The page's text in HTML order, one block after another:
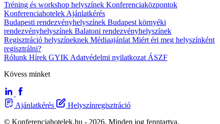
Tréning és workshop helyszínek Konferenciaközpontok
Konferenciahotelek Ajánlatkérés
Budapesti rendezvényhelyszínek Budapest környéki
rendezvényhelyszínek Balatoni rendezvényhelyszínek
Regisztráció helyszíneknek Médiaajánlat Miért éri meg helyszínként
regisztrálni?
Rólunk Hírek GYIK Adatvédelmi nyilatkozat ÁSZF
Kövess minket
Ajánlatkérés
Helyszínregisztráció
© Konferenciahotelek.hu - 2026. Minden jog fenntartva.